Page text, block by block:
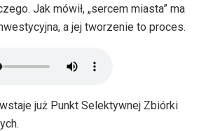
Jak mówił, „sercem miasta” ma
a jej tworzenie to proces.
już Punkt Selektywnej Zbiórki